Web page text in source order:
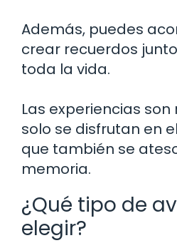
Además, puedes
crear recuerdos
toda la vida.
Las experiencias
solo se disfrutan en
que también se
memoria.
¿Qué tipo de
elegir?